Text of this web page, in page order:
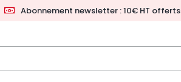
Abonnement newsletter : 10€ HT offerts